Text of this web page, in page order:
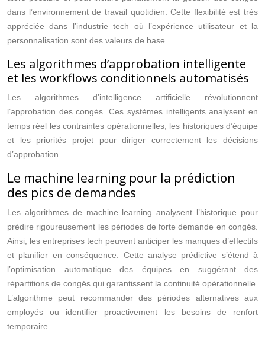
dans l’environnement de travail quotidien. Cette flexibilité est très
appréciée dans l’industrie tech où l’expérience utilisateur et la
personnalisation sont des valeurs de base.
Les algorithmes d’approbation intelligente
et les workflows conditionnels automatisés
Les algorithmes d’intelligence artificielle révolutionnent
l’approbation des congés. Ces systèmes intelligents analysent en
temps réel les contraintes opérationnelles, les historiques d’équipe
et les priorités projet pour diriger correctement les décisions
d’approbation.
Le machine learning pour la prédiction
des pics de demandes
Les algorithmes de machine learning analysent l’historique pour
prédire rigoureusement les périodes de forte demande en congés.
Ainsi, les entreprises tech peuvent anticiper les manques d’effectifs
et planifier en conséquence. Cette analyse prédictive s’étend à
l’optimisation automatique des équipes en suggérant des
répartitions de congés qui garantissent la continuité opérationnelle.
L’algorithme peut recommander des périodes alternatives aux
employés ou identifier proactivement les besoins de renfort
temporaire.